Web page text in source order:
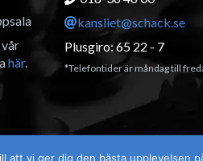
här.
kansliet@schack.se
Plusgiro: 65 22 - 7
*Telefontider är måndag till
att vi ger dig den bästa upplevelsen